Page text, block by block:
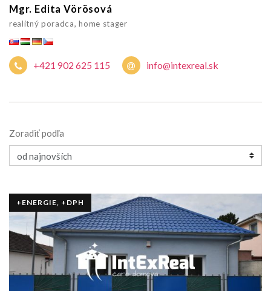
Mgr. Edita Vörösová
realitný poradca, home stager
+421 902 625 115 info@intexreal.sk
Zoradiť podľa
+ENERGIE, +DPH